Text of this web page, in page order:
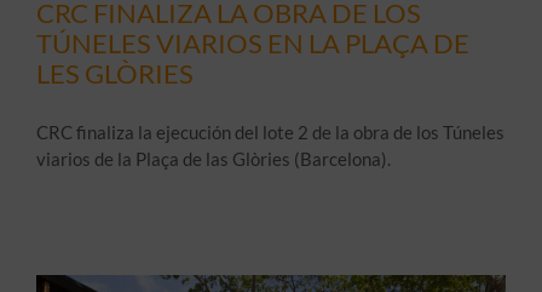
CRC FINALIZA LA OBRA DE LOS
TÚNELES VIARIOS EN LA PLAÇA DE
LES GLÒRIES
CRC finaliza la ejecución del lote 2 de la obra de los Túneles
viarios de la Plaça de las Glòries (Barcelona).